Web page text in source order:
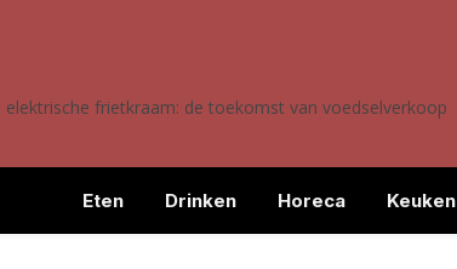
elektrische frietkraam: de toekomst van voedselverkoop
Eten Drinken Horeca Keuken